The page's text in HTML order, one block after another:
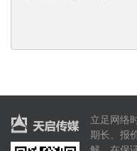
本片的回忆部分
强调复古，凝重，仪式感
立足网络
期长、报